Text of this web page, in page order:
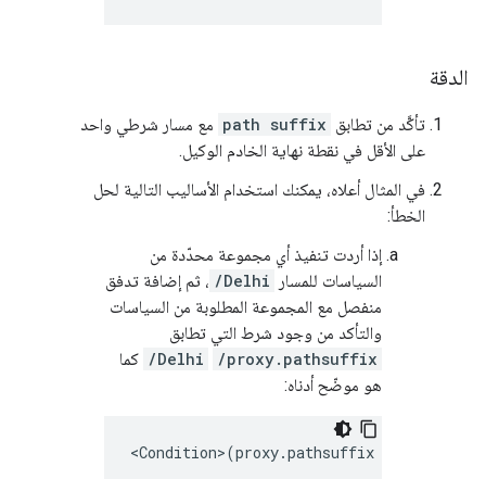
الدقة
تأكَّد من تطابق path suffix مع مسار شرطي واحد
على الأقل في نقطة نهاية الخادم الوكيل.
في المثال أعلاه، يمكنك استخدام الأساليب التالية لحل
الخطأ:
إذا أردت تنفيذ أي مجموعة محدّدة من
السياسات للمسار
/Delhi ، ثم إضافة تدفق
منفصل مع المجموعة المطلوبة من السياسات
والتأكد من وجود شرط التي تطابق
/proxy.pathsuffix
/Delhi كما
هو موضّح أدناه:
<Condition>(proxy.pathsuffix